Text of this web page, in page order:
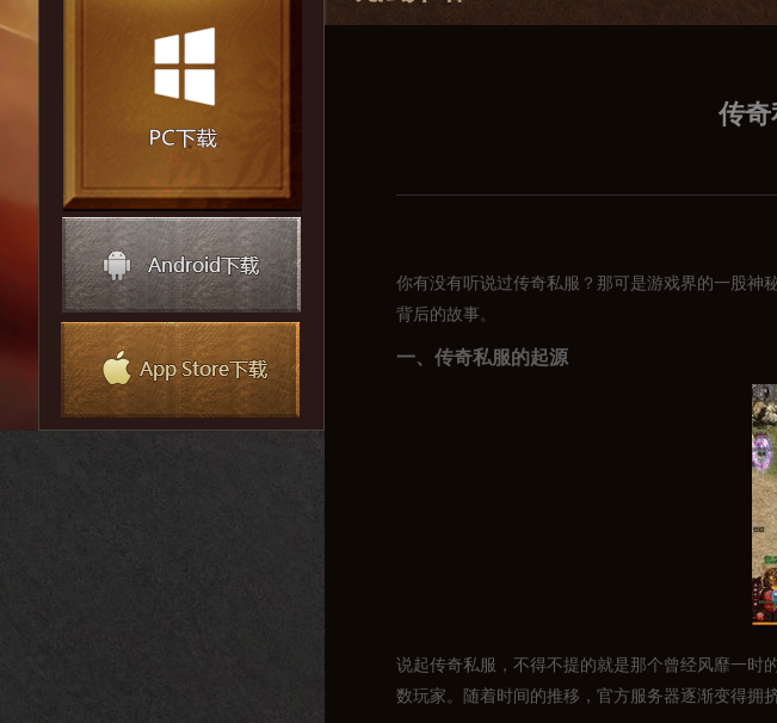
传
你有没有听说过传奇私服？那可是游戏界的一股神
背后的故事。
一、传奇私服的起源
说起传奇私服，不得不提的就是那个曾经风靡一时
数玩家。随着时间的推移，官方服务器逐渐变得拥